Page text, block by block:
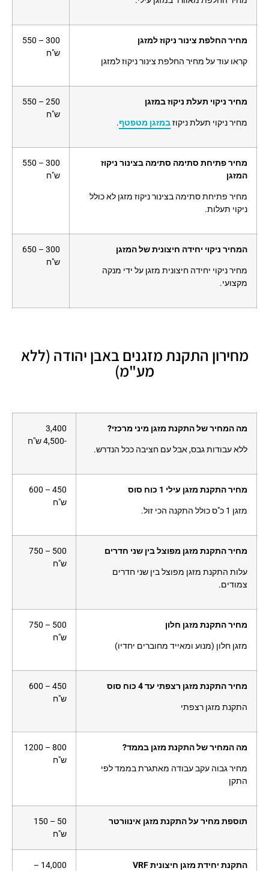
מחיר החלפת צינור ניקוז למזגן
קראו עוד על מחיר החלפת צינור ניקוז למזגן
300 – 550
ש"ח
מחיר ניקוי תעלת ניקוז במזגן
מחיר ניקוי תעלת ניקוזבמזגן מטפטף.
250 – 550
ש"ח
מחיר פתיחת סתימה סתימה בצינור ניקוז
המזגן
מחיר פתיחת סתימה בצינור ניקוז מזגן לא כולל
ניקוי תעלות.
300 – 550
ש"ח
המחיר ניקוי יחידה חיצונית של המזגן
מחיר ניקוי יחידה חיצונית מזגן על ידי מנקה
מקצועי.
300 – 650
ש"ח
מחירון התקנת מזגנים באבן יהודה (ללא
מע"מ)
מה המחיר של התקנת מזגן מיני מרכזי?
ללא עבודות גבס, אבל עם חציבה ככל הנדרש.
3,400
-4,500 ש"ח
מחיר התקנת מזגן עילי 1 כוח סוס
מזגן 1 כ"ס כולל התקנה הכי זול.
450 – 600
ש"ח
מחיר התקנת מזגן מפוצל בין שני חדרים
עלות התקנת מזגן מפוצל בין שני חדרים
צמודים.
500 – 750
ש"ח
מחיר התקנת מזגן חלון
מזגן חלון (מנוע ומאייד מחוברים יחדיו)
500 – 750
ש"ח
מחיר התקנת מזגן רצפתי עד 4 כוח סוס
התקנת מזגן רצפתי
450 – 600
ש"ח
מה המחיר של התקנת מזגן בממד?
מחיר גבוה עקב עבודה מאתגרת בממד לפי
התקן
800 – 1200
ש"ח
תוספת מחיר על התקנת מזגן אינוורטר
50 – 150
ש"ח
התקנת יחידת מזגן חיצונית VRF
14,000 –